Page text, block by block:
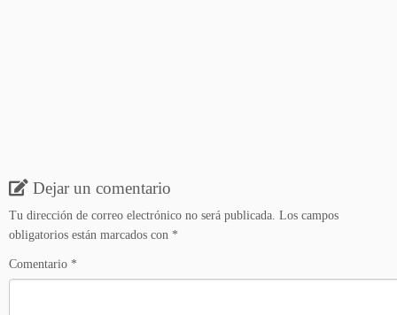
Dejar un comentario
Tu dirección de correo electrónico no será publicada. Los campos
obligatorios están marcados con *
Comentario *